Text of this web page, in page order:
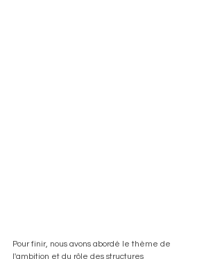
Pour finir, nous avons abordé le thème de
l'ambition et du rôle des structures